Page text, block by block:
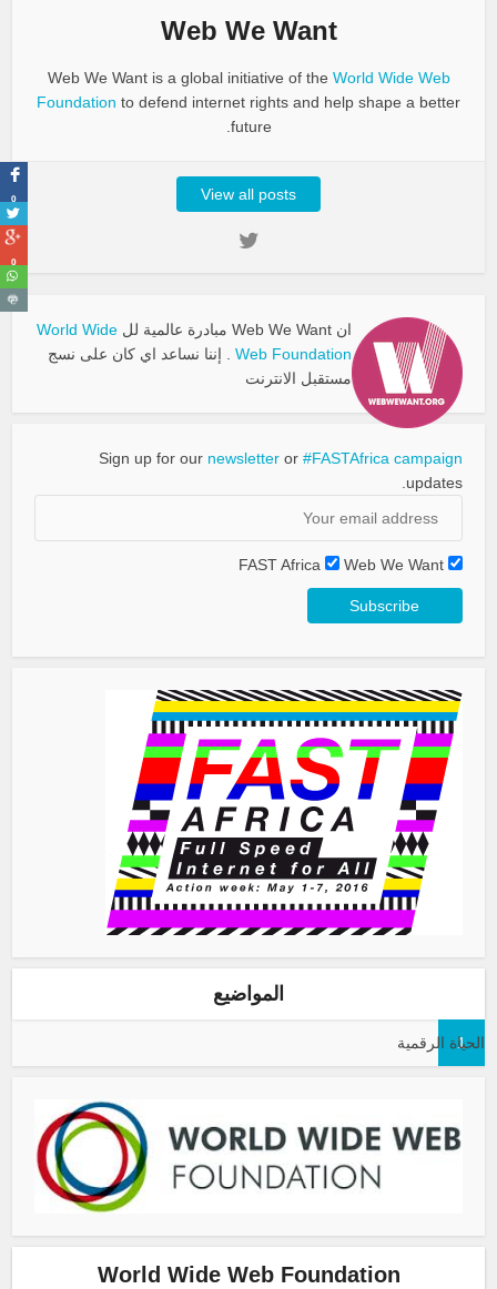
Web We Want
Web We Want is a global initiative of the World Wide Web
Foundation to defend internet rights and help shape a better
future.
View all posts
ان Web We Want مبادرة عالمية لل
World Wide
Web Foundation . إننا نساعد اي كان على نسج
مستقبل الانترنت
Sign up for our newsletteror #FASTAfrica campaign
updates.
FAST Africa Web We Want
المواضيع
الحياة الرقمية
1
World Wide Web Foundation
0
0